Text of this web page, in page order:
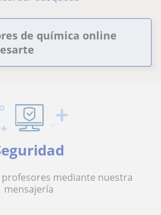
de química online
mediante nuestra
mensajería